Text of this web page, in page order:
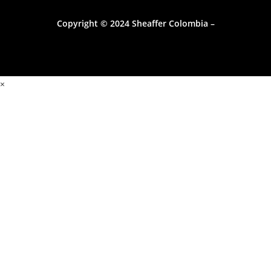
Copyright © 2024 Sheaffer Colombia –
×